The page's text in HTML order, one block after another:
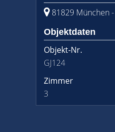
81829 München
Objektdaten
Objekt-Nr.
GJ124
Zimmer
3